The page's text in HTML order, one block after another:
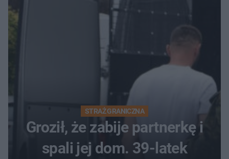
STRAŻ GRANICZNA
Groził, że zabije partnerkę i
spali jej dom. 39-latek